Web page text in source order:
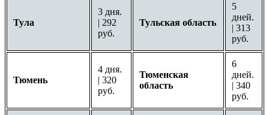
Тула
3 дня.
| 292
руб.
Тульская область
5
дней.
| 313
руб.
Тюмень
4 дня.
| 320
руб.
Тюменская
область
6
дней.
| 340
руб.